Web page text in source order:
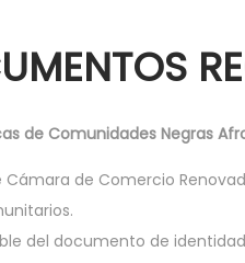
de Comunidades Negras
de Comercio
del documento de